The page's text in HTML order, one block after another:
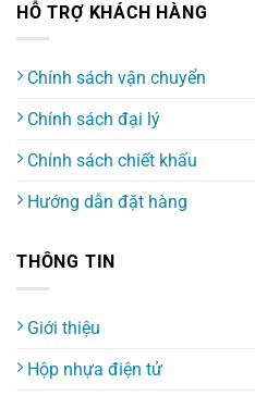
HỖ TRỢ KHÁCH HÀNG
Chính sách vận chuyển
Chính sách đại lý
Chính sách chiết khấu
Hướng dẫn đặt hàng
THÔNG TIN
Giới thiệu
Hộp nhựa điện tử